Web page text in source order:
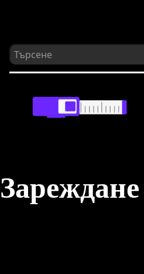
Зареждане
Нашата марка е за тези, които
предизвикват себе си